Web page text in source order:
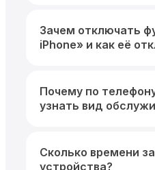
Зачем отключать
iPhone» и как её
Почему по
узнать вид
Сколько времени
устройства?